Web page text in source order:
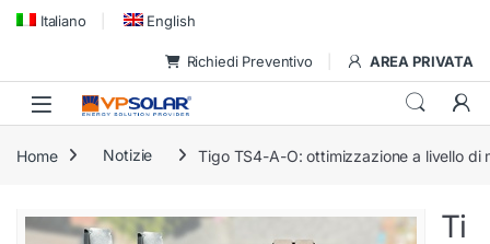
Skip to navigation
Skip to content
Italiano English
Richiedi Preventivo AREA PRIVATA
Home Notizie Tigo TS4-A-O: ottimizzazione a livello di
Ti